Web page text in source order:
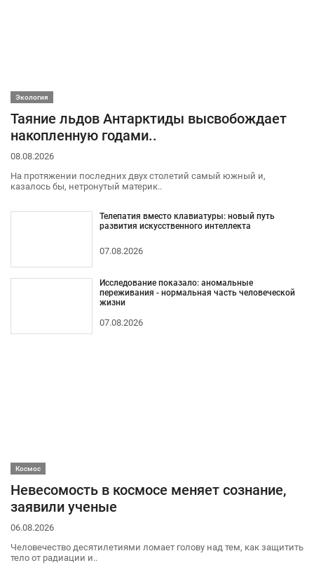
Экология
Таяние льдов Антарктиды высвобождает
накопленную годами..
08.08.2026
На протяжении последних двух столетий самый южный и,
казалось бы, нетронутый материк..
Телепатия вместо клавиатуры: новый путь
развития искусственного интеллекта
07.08.2026
Исследование показало: аномальные
переживания - нормальная часть человеческой
жизни
07.08.2026
Космос
Невесомость в космосе меняет сознание,
заявили ученые
06.08.2026
Человечество десятилетиями ломает голову над тем, как защитить
тело от радиации и..